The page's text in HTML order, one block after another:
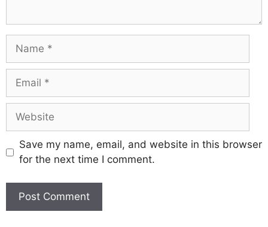
Save my name, email, and website in this browser
for the next time I comment.